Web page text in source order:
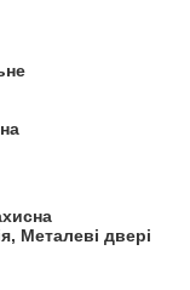
Металеві двері